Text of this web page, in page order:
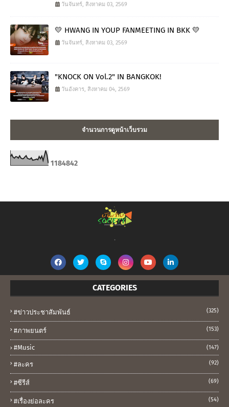
วันจันทร์, สิงหาคม 03, 2569
💛 HWANG IN YOUP FANMEETING IN BKK 💛
วันจันทร์, สิงหาคม 03, 2569
"KNOCK ON Vol.2" IN BANGKOK!
วันอังคาร, สิงหาคม 04, 2569
จำนวนการดูหน้าเว็บรวม
1184842
.
CATEGORIES
#ข่าวประชาสัมพันธ์ (325)
#ภาพยนตร์ (153)
#music (147)
#ละคร (92)
#ซีรีส์ (69)
#เรื่องย่อละคร (54)